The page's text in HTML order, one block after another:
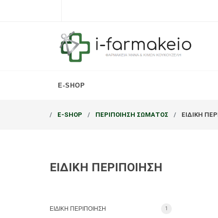
E-SHOP
E-SHOP ΠΕΡΙΠΟΙΗΣΗ ΣΩΜΑΤΟΣ ΕΙΔΙΚΗ
ΕΙΔΙΚΗ ΠΕΡΙΠΟΙΗΣΗ
ΕΙΔΙΚΗ ΠΕΡΙΠΟΙΗΣΗ 1